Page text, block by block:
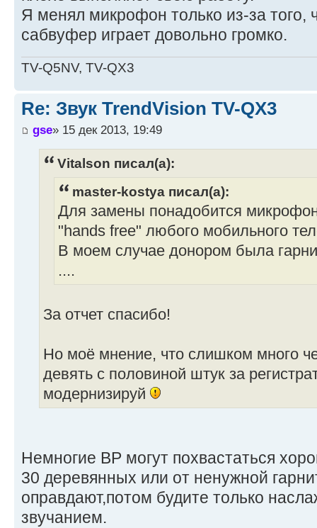
Я менял микрофон только из-за того,
сабвуфер играет довольно громко.
TV-Q5NV, TV-QX3
Re: Звук TrendVision TV-QX3
gse» 15 дек 2013, 19:49
Vitalson писал(а):
master-kostya писал(а):
Для замены понадобится
"hands free" любого мобильного
В моем случае донором была
....
За отчет спасибо!
Но моё мнение, что слишком много
девять с половиной штук за
модернизируй
Немногие ВР могут похвастаться
30 деревянных или от ненужной
оправдают,потом будите только
звучанием.